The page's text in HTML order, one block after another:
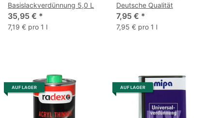
Basislackverdünnung 5,0 L
35,95 € *
7,19 € pro 1 l
Deutsche Qualität
7,95 € *
7,95 € pro 1 l
AUF LAGER AUF LAGER